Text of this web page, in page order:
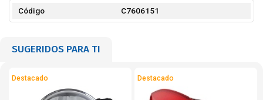
Código C7606151
SUGERIDOS PARA TI
Destacado Destacado